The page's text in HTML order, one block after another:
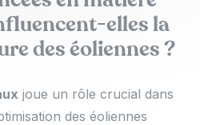
elles la
des éoliennes ?
joue un rôle crucial dans
des éoliennes